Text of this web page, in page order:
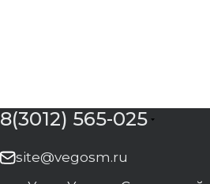
8(3012) 565-025
site@vegosm.ru